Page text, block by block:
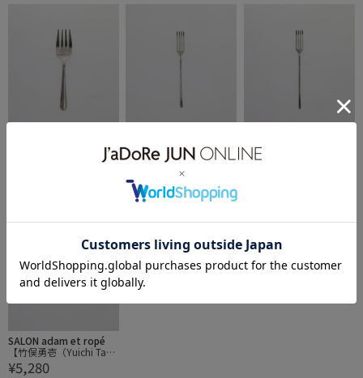
SALON adam et ropé
【竹俣勇壱（Yuichi Take
SALON adam et ropé
【竹俣勇壱（Yuichi Take
mata）】フォークM
SALON adam et ropé
【竹俣勇壱（Yuichi Take
SALON adam et ropé
【竹俣勇壱（Yuichi Take
mata）】カフェスプー
¥5,280